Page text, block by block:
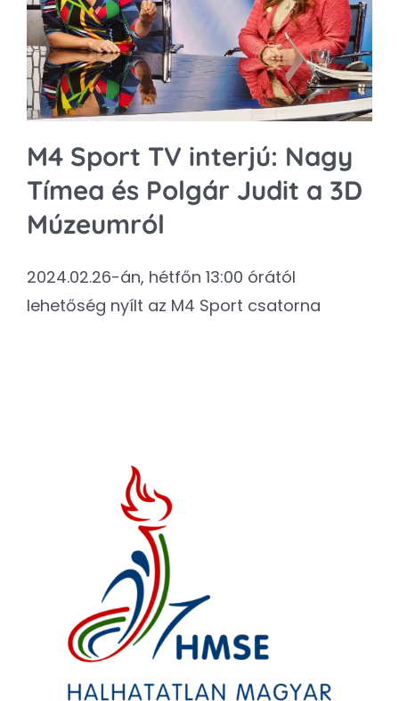
Kapcsolat
SEARCH
FOR:
M4 Sport TV interjú: Nagy
Tímea és Polgár Judit a 3D
Múzeumról
2024.02.26-án, hétfőn 13:00 órától
lehetőség nyílt az M4 Sport csatorna